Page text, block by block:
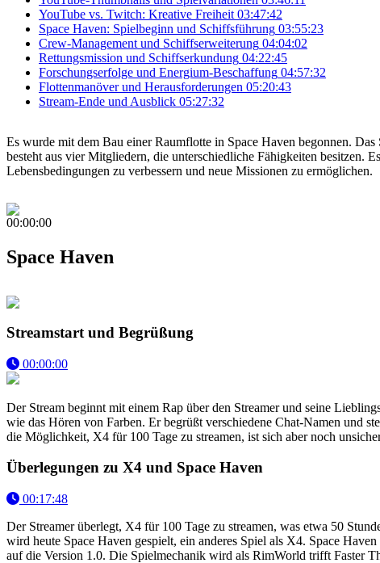
YouTube vs. Twitch: Kreative Freiheit 03:47:42
Space Haven: Spielbeginn und Schiffsführung 03:55:23
Crew-Management und Schiffserweiterung 04:04:02
Rettungsmission und Schiffserkundung 04:22:45
Forschungserfolge und Energium-Beschaffung 04:57:32
Flottenmanöver und Herausforderungen 05:20:43
Stream-Ende und Ausblick 05:27:32
Es wurde mit dem Bau einer Raumflotte in Space Haven begonnen.
besteht aus vier Mitgliedern, die unterschiedliche Fähigkeiten besitzen.
Lebensbedingungen zu verbessern und neue Missionen zu ermöglichen.
00:00:00
Space Haven
Streamstart und Begrüßung
00:00:00
Der Stream beginnt mit einem Rap über den Streamer und seine
wie das Hören von Farben. Er begrüßt verschiedene Chat-Namen und
die Möglichkeit, X4 für 100 Tage zu streamen, ist sich aber noch
Überlegungen zu X4 und Space Haven
00:17:48
Der Streamer überlegt, X4 für 100 Tage zu streamen, was etwa 50
wird heute Space Haven gespielt, ein anderes Spiel als X4. Space
auf die Version 1.0. Die Spielmechanik wird als RimWorld trifft Faster